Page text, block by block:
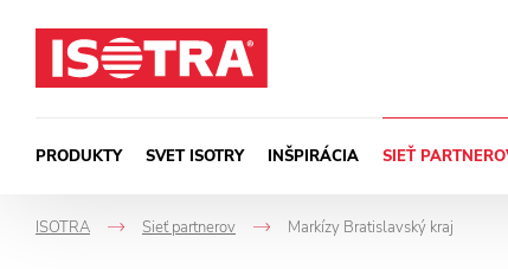
PRODUKTY SVET ISOTRY INŠPIRÁCIA SIEŤ
ISOTRA
->
Sieť partnerov Markízy Bratislavský kraj